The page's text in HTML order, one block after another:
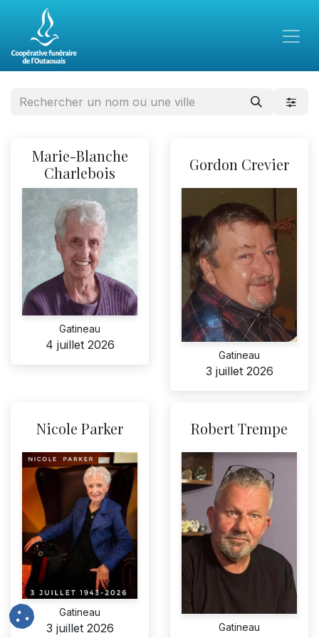
Marie-Blanche
Charlebois
Gatineau
4 juillet 2026
Gordon Crevier
Gatineau
3 juillet 2026
Nicole Parker
Gatineau
3 juillet 2026
Robert Trempe
Gatineau